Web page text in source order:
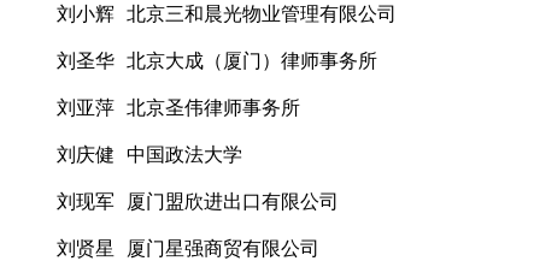
刘小辉 北京三和晨光物业管理有限公司
刘圣华 北京大成（厦门）律师事务所
刘亚萍 北京圣伟律师事务所
刘庆健 中国政法大学
刘现军 厦门盟欣进出口有限公司
刘贤星 厦门星强商贸有限公司